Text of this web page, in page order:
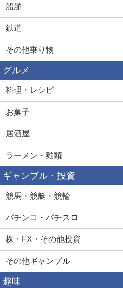
船舶
鉄道
その他乗り物
グルメ
料理・レシピ
お菓子
居酒屋
ラーメン・麺類
ギャンブル・投資
競馬・競艇・競輪
パチンコ・パチスロ
株・FX・その他投資
その他ギャンブル
趣味